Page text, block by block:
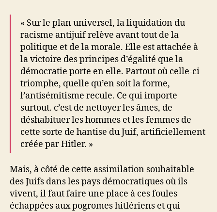
« Sur le plan universel, la liquidation du
racisme antijuif relève avant tout de la
politique et de la morale. Elle est attachée à
la victoire des principes d’égalité que la
démocratie porte en elle. Partout où celle-ci
triomphe, quelle qu’en soit la forme,
l’antisémitisme recule. Ce qui importe
surtout. c’est de nettoyer les âmes, de
déshabituer les hommes et les femmes de
cette sorte de hantise du Juif, artificiellement
créée par Hitler. »
Mais, à côté de cette assimilation souhaitable
des Juifs dans les pays démocratiques où ils
vivent, il faut faire une place à ces foules
échappées aux pogromes hitlériens et qui